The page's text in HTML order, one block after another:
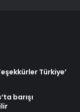
Türkiye’
barışı